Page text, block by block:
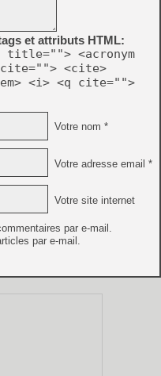
et attributs HTML:
<acronym
<cite>
<i> <q cite="">
Votre nom *
Votre adresse email *
Votre site internet
par e-mail.
par e-mail.